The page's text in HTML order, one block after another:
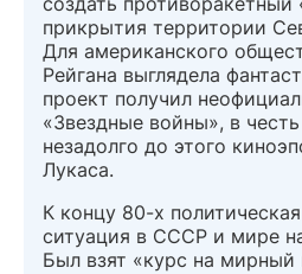
прикрытия территории
Для американского
Рейгана выглядела
проект получил
«Звездные войны», в
незадолго до этого
Лукаса.
К концу 80-х
ситуация в СССР и мире
Был взят «курс на мирный